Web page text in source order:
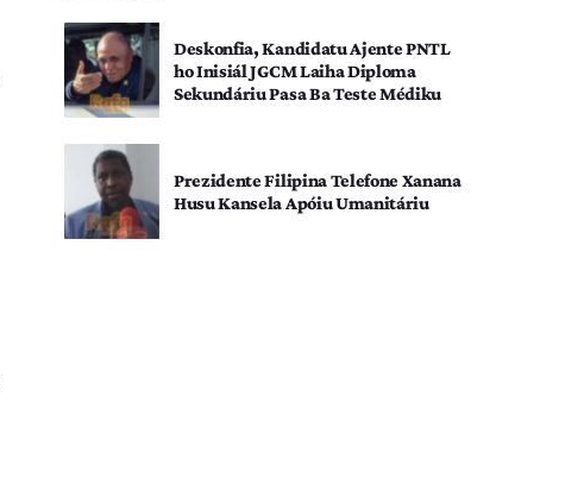
Deskonfia, Kandidatu Ajente PNTL
ho Inisiál JGCM Laiha Diploma
Sekundáriu Pasa Ba Teste Médiku
Prezidente Filipina Telefone Xanana
Husu Kansela Apóiu Umanitáriu